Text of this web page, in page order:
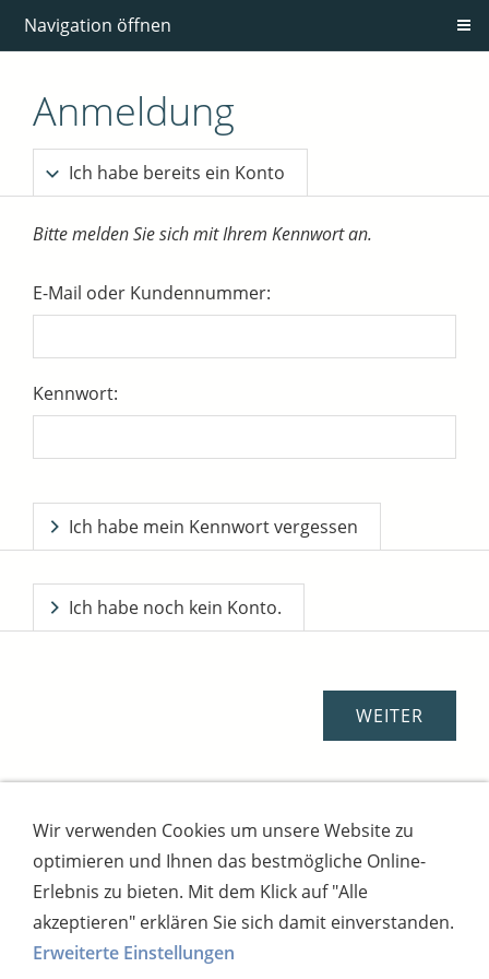
Navigation öffnen
Anmeldung
Ich habe bereits ein Konto
Bitte melden Sie sich mit Ihrem Kennwort an.
E-Mail oder Kundennummer:
Kennwort:
Ich habe mein Kennwort vergessen
Ich habe noch kein Konto.
Impressum AGB
Widerrufsbutton
Widerrufsrecht
Online-Streitschlichtung
Datenschutz
Versand
Bezahlsysteme
Kontakt
Disclaimer Versandtage Cookies
Bankverbindung: Consorsbank, Kt-Inhaber:
Wir verwenden Cookies um unsere Website zu
optimieren und Ihnen das bestmögliche Online-
Erlebnis zu bieten. Mit dem Klick auf "Alle
akzeptieren" erklären Sie sich damit einverstanden.
Erweiterte Einstellungen